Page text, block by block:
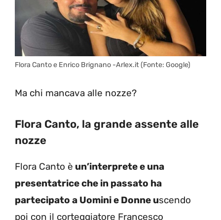
Flora Canto e Enrico Brignano -Arlex.it (Fonte: Google)
Ma chi mancava alle nozze?
Flora Canto, la grande assente alle
nozze
Flora Canto è un’interprete e una
presentatrice che in passato ha
partecipato a Uomini e Donne uscendo
poi con il corteggiatore Francesco